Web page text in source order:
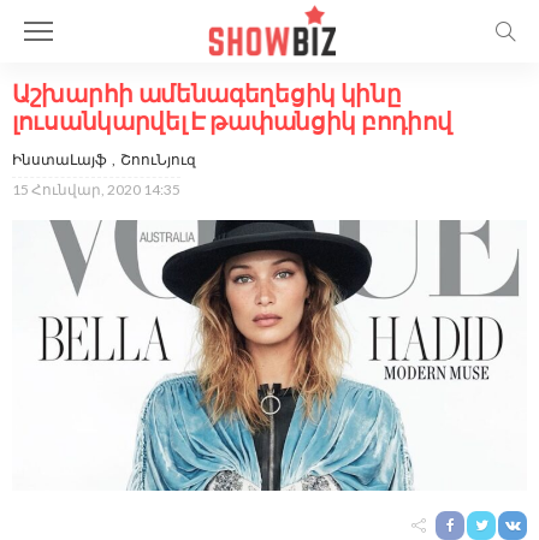
Աշխարհի ամենագեղեցիկ կինը
լուսանկարվել Է թափանցիկ բոդիով
ԻնստաԼայֆ
ՇոուՆյուզ
15 Հունվար, 2020 14:35